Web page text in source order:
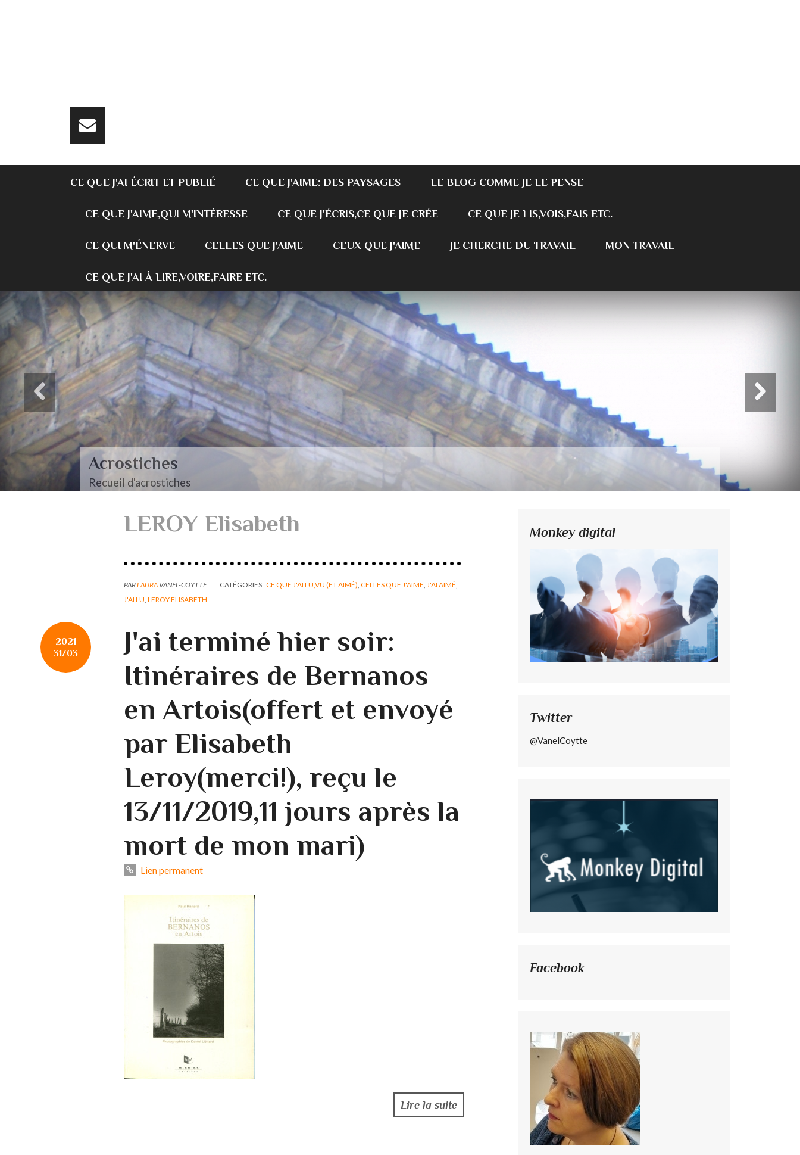
CE QUE J'AI ÉCRIT ET PUBLIÉ CE QUE J'AIME: DES PAYSAGES LE BLOG COMME JE LE PENSE
CE QUE J'AIME,QUI M'INTÉRESSE CE QUE J'ÉCRIS,CE QUE JE CRÉE CE QUE JE LIS,VOIS,FAIS ETC.
CE QUI M'ÉNERVE CELLES QUE J'AIME CEUX QUE J'AIME JE CHERCHE DU TRAVAIL MON TRAVAIL
CE QUE J'AI À LIRE,VOIRE,FAIRE ETC.
Acrostiches
Recueil d'acrostiches
LEROY Elisabeth
PARLAURA VANEL-COYTTE CATÉGORIES :CE QUE J'AI LU,VU (ET AIMÉ) CELLES QUE J'AIME J'AI AIMÉ
J'AI LU LEROY ELISABETH
2021
31/03
J'ai terminé hier soir:
Itinéraires de Bernanos
en Artois(offert et envoyé
par Elisabeth
Leroy(merci!), reçu le
13/11/2019,11 jours après la
mort de mon mari)
Lien permanent
Lire la suite
Monkey digital
Twitter
@VanelCoytte
Facebook